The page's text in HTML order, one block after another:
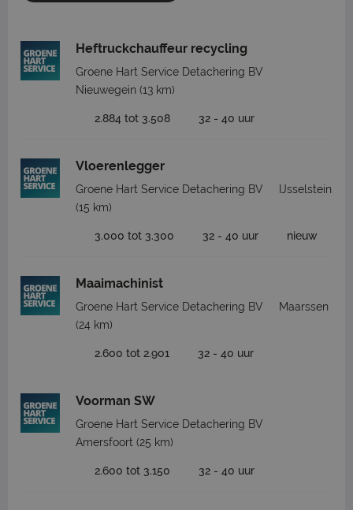
Heftruckchauffeur recycling
Groene Hart Service Detachering BV
Nieuwegein (13 km)
2.884 tot 3.508 32 - 40 uur
Vloerenlegger
Groene Hart Service Detachering BV
IJsselstein
(15 km)
3.000 tot 3.300 32 - 40 uur nieuw
Maaimachinist
Groene Hart Service Detachering BV
Maarssen
(24 km)
2.600 tot 2.901 32 - 40 uur
Voorman SW
Groene Hart Service Detachering BV
Amersfoort (25 km)
2.600 tot 3.150 32 - 40 uur